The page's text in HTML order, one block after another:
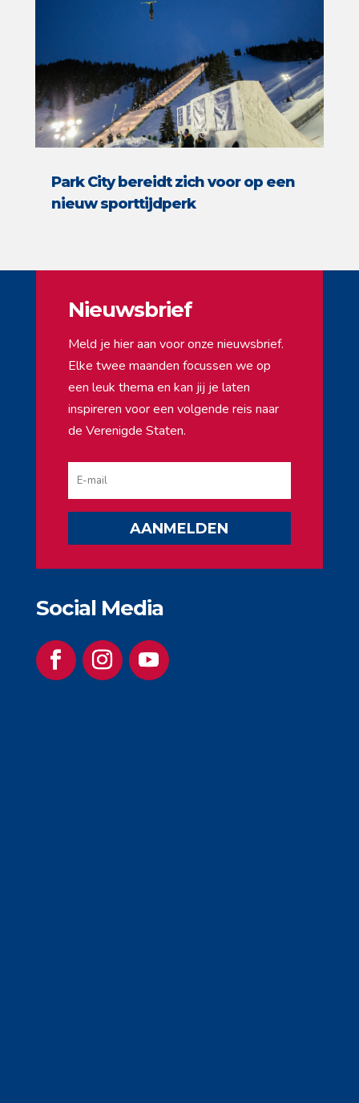
Park City bereidt zich voor op een
nieuw sporttijdperk
Nieuwsbrief
Meld je hier aan voor onze nieuwsbrief.
Elke twee maanden focussen we op
een leuk thema en kan jij je laten
inspireren voor een volgende reis naar
de Verenigde Staten.
AANMELDEN
Social Media